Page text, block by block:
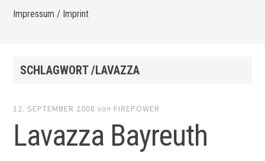
Impressum / Imprint
SCHLAGWORT /LAVAZZA
12. SEPTEMBER 2008 von FIREPOWER
Lavazza Bayreuth